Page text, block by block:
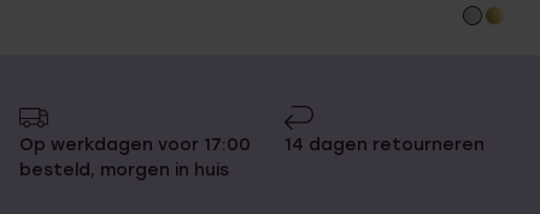
Op werkdagen voor 17:00
besteld, morgen in huis
14 dagen retourneren